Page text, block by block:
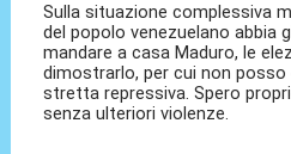
Sulla situazione complessiva
del popolo venezuelano abbia
mandare a casa Maduro, le
dimostrarlo, per cui non
stretta repressiva. Spero
senza ulteriori violenze.